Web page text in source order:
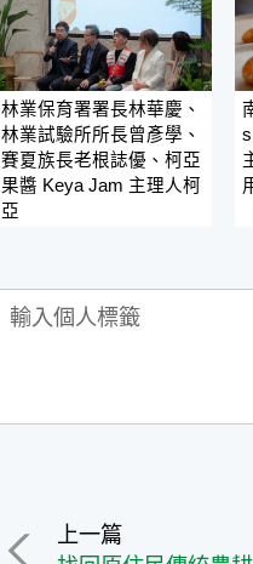
林業保育署署長林華慶、
林業試驗所所長曾彥學、
賽夏族長老根誌優、柯亞
果醬 Keya Jam 主理人柯
亞
上一篇